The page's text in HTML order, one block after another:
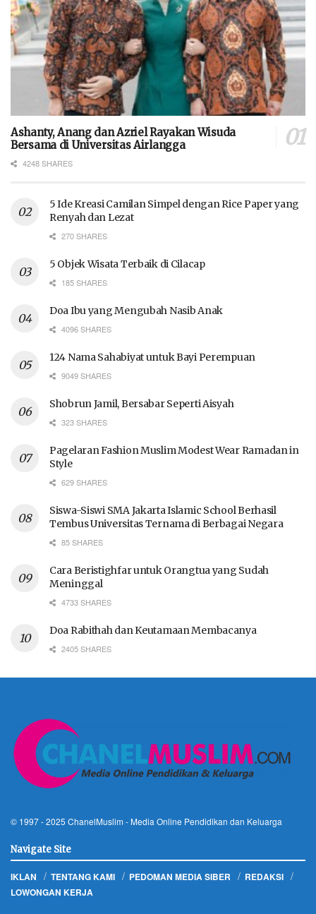
Ashanty, Anang dan Azriel Rayakan Wisuda
Bersama di Universitas Airlangga
4248 SHARES
5 Ide Kreasi Camilan Simpel dengan Rice Paper yang
Renyah dan Lezat
270 SHARES
5 Objek Wisata Terbaik di Cilacap
185 SHARES
Doa Ibu yang Mengubah Nasib Anak
4096 SHARES
124 Nama Sahabiyat untuk Bayi Perempuan
9049 SHARES
Shobrun Jamil, Bersabar Seperti Aisyah
323 SHARES
Pagelaran Fashion Muslim Modest Wear Ramadan in
Style
629 SHARES
Siswa-Siswi SMA Jakarta Islamic School Berhasil
Tembus Universitas Ternama di Berbagai Negara
85 SHARES
Cara Beristighfar untuk Orangtua yang Sudah
Meninggal
4733 SHARES
Doa Rabithah dan Keutamaan Membacanya
2405 SHARES
© 1997 - 2025 ChanelMuslim - Media Online Pendidikan dan Keluarga
Navigate Site
IKLAN TENTANG KAMI PEDOMAN MEDIA SIBER
REDAKSI
LOWONGAN KERJA